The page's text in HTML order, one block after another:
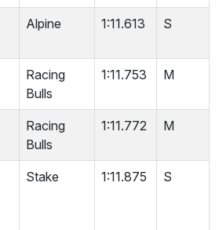
Alpine 1:11.613 S
Racing
Bulls
1:11.753 M
Racing
Bulls
1:11.772 M
Stake 1:11.875 S